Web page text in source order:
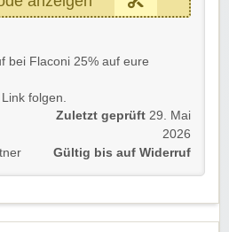
bei Flaconi 25% auf eure
folgen.
bis auf Widerruf.
eurer neuen
Zuletzt geprüft 29. Mai
2026
Gültig bis auf Widerruf